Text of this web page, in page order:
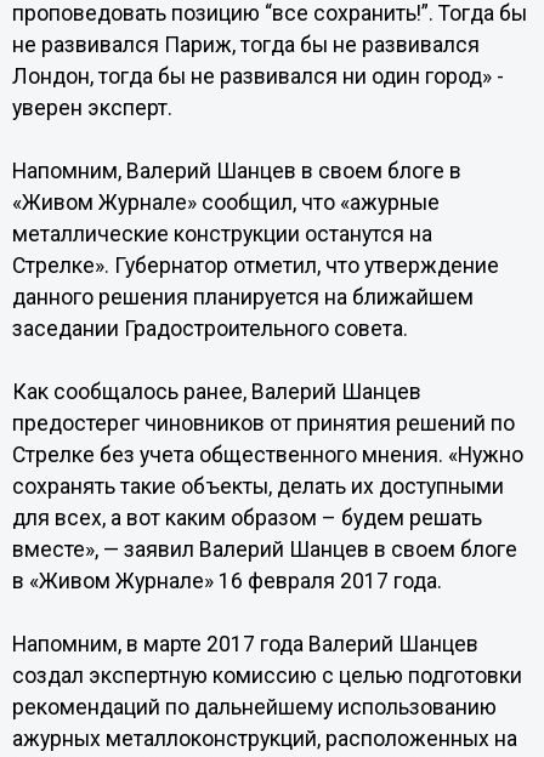
проповедовать позицию “все сохранить!”. Тогда бы
не развивался Париж, тогда бы не развивался
Лондон, тогда бы не развивался ни один город» -
уверен эксперт.
Напомним, Валерий Шанцев в своем блоге в
«Живом Журнале» сообщил, что «ажурные
металлические конструкции останутся на
Стрелке». Губернатор отметил, что утверждение
данного решения планируется на ближайшем
заседании Градостроительного совета.
Как сообщалось ранее, Валерий Шанцев
предостерег чиновников от принятия решений по
Стрелке без учета общественного мнения. «Нужно
сохранять такие объекты, делать их доступными
для всех, а вот каким образом – будем решать
вместе», — заявил Валерий Шанцев в своем блоге
в «Живом Журнале» 16 февраля 2017 года.
Напомним, в марте 2017 года Валерий Шанцев
создал экспертную комиссию с целью подготовки
рекомендаций по дальнейшему использованию
ажурных металлоконструкций, расположенных на